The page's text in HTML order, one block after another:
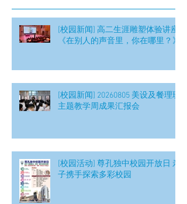
[校园新闻] 高二生涯雕塑体验讲座
《在别人的声音里，你在哪里？》
[校园新闻] 20260805 美设及餐理班
主题教学周成果汇报会
[校园活动] 尊孔独中校园开放日 亲
子携手探索多彩校园